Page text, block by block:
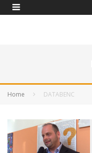
Home DATABENC